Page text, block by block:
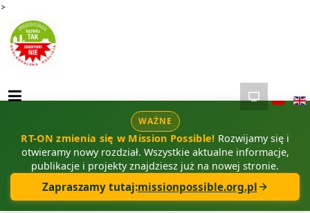
>
WAŻNE
RT-ON zmienia się w Mission Possible! Rozwijamy się i
otwieramy nowy rozdział. Wszystkie aktualne informacje,
publikacje i projekty znajdziesz już na nowej stronie.
Zapraszamy tutaj:missionpossible.org.pl